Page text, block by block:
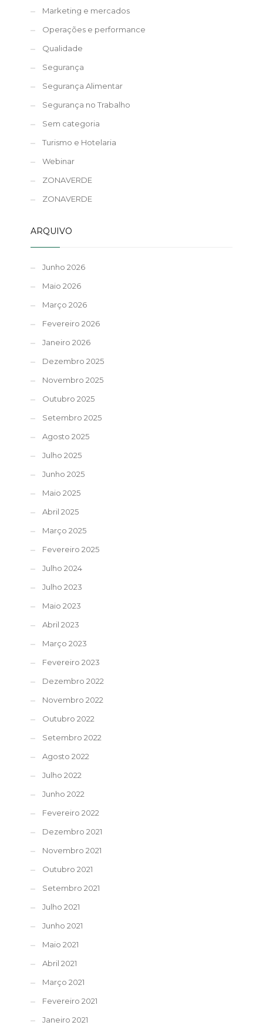
Marketing e mercados
Operações e performance
Qualidade
Segurança
Segurança Alimentar
Segurança no Trabalho
Sem categoria
Turismo e Hotelaria
Webinar
ZONAVERDE
ZONAVERDE
ARQUIVO
Junho 2026
Maio 2026
Março 2026
Fevereiro 2026
Janeiro 2026
Dezembro 2025
Novembro 2025
Outubro 2025
Setembro 2025
Agosto 2025
Julho 2025
Junho 2025
Maio 2025
Abril 2025
Março 2025
Fevereiro 2025
Julho 2024
Julho 2023
Maio 2023
Abril 2023
Março 2023
Fevereiro 2023
Dezembro 2022
Novembro 2022
Outubro 2022
Setembro 2022
Agosto 2022
Julho 2022
Junho 2022
Fevereiro 2022
Dezembro 2021
Novembro 2021
Outubro 2021
Setembro 2021
Julho 2021
Junho 2021
Maio 2021
Abril 2021
Março 2021
Fevereiro 2021
Janeiro 2021